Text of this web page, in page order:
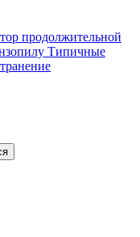
продолжительной
Типичные